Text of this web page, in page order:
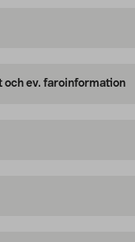
och ev. faroinformation